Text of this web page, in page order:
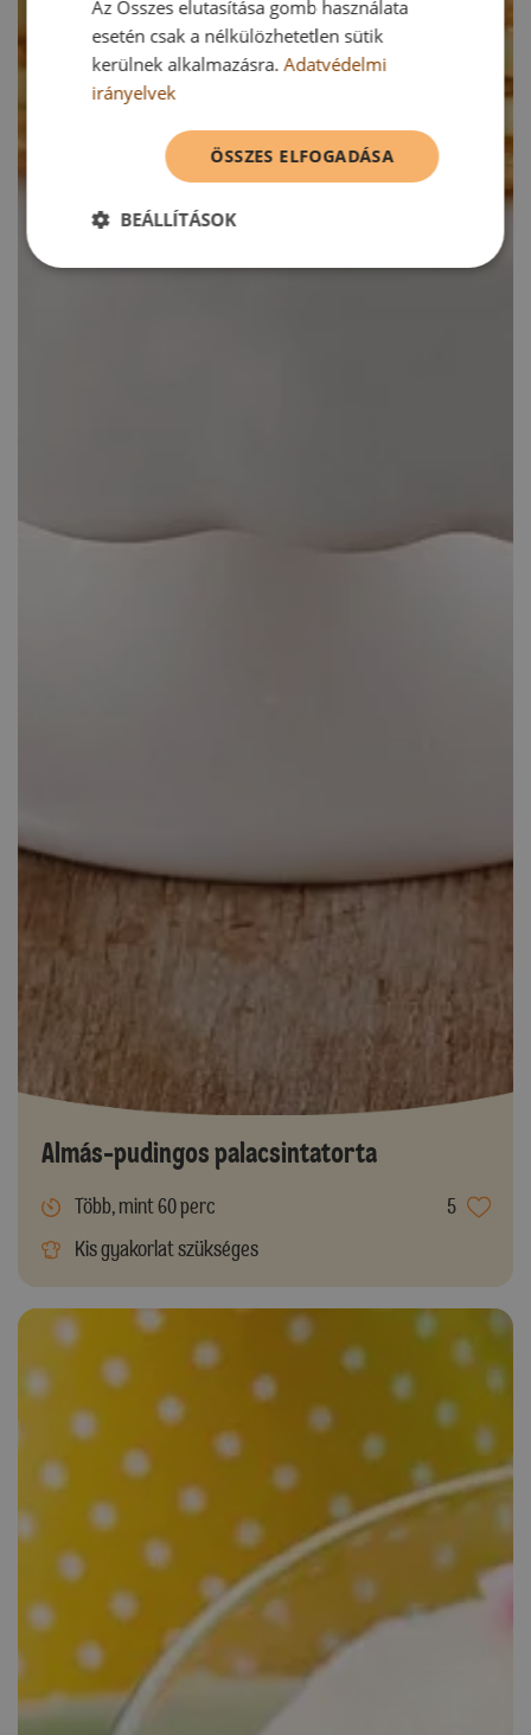
Almás-pudingos palacsintatorta
Több, mint 60 perc
5
Kis gyakorlat szükséges
Az Összes elutasítása gomb használata
esetén csak a nélkülözhetetlen sütik
kerülnek alkalmazásra.Adatvédelmi
irányelvek
ÖSSZES ELFOGADÁSA
BEÁLLÍTÁSOK